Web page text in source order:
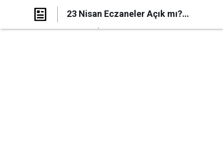
23 Nisan Eczaneler Açık mı?